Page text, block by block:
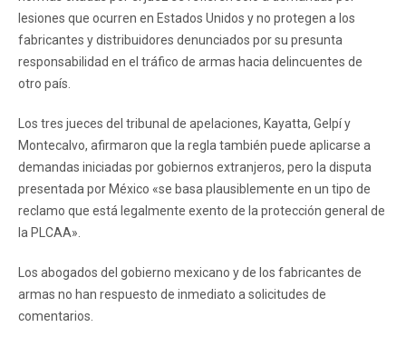
lesiones que ocurren en Estados Unidos y no protegen a los
fabricantes y distribuidores denunciados por su presunta
responsabilidad en el tráfico de armas hacia delincuentes de
otro país.
Los tres jueces del tribunal de apelaciones, Kayatta, Gelpí y
Montecalvo, afirmaron que la regla también puede aplicarse a
demandas iniciadas por gobiernos extranjeros, pero la disputa
presentada por México «se basa plausiblemente en un tipo de
reclamo que está legalmente exento de la protección general de
la PLCAA».
Los abogados del gobierno mexicano y de los fabricantes de
armas no han respuesto de inmediato a solicitudes de
comentarios.